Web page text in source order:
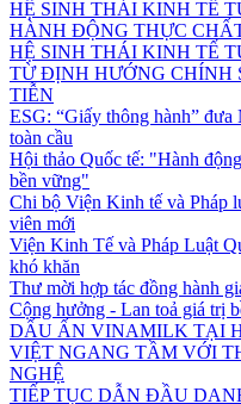
HỆ SINH THÁI KINH TẾ
HÀNH ĐỘNG THỰC
HỆ SINH THÁI KINH TẾ
TỪ ĐỊNH HƯỚNG CHÍNH
TIỄN
ESG: “Giấy thông hành”
toàn cầu
Hội thảo Quốc tế: "Hành
bền vững"
Chi bộ Viện Kinh tế và Pháp
viên mới
Viện Kinh Tế và Pháp Luật
khó khăn
Thư mời hợp tác đồng hành
Cộng hưởng - Lan toả giá trị
DẤU ẤN VINAMILK TẠI
VIỆT NGANG TẦM VỚI
NGHỆ
TIẾP TỤC DẪN ĐẦU